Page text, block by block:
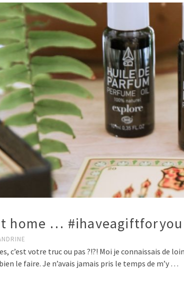
home … #ihaveagiftforyou
c’est votre truc ou pas ?!?! Moi je connaissais
le faire. Je n’avais jamais pris le temps de m’y …